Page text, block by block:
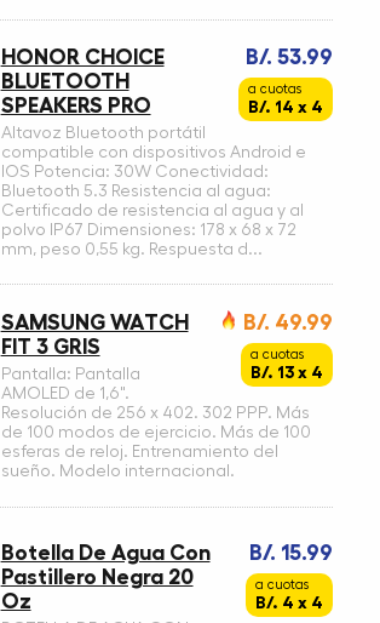
B/. 53.99
a cuotas
B/. 14 x 4
HONOR CHOICE
BLUETOOTH
SPEAKERS PRO
Altavoz Bluetooth portátil
compatible con dispositivos Android e
IOS Potencia: 30W Conectividad:
Bluetooth 5.3 Resistencia al agua:
Certificado de resistencia al agua y al
polvo IP67 Dimensiones: 178 x 68 x 72
mm, peso 0,55 kg. Respuesta d...
B/. 49.99
a cuotas
B/. 13 x 4
SAMSUNG WATCH
FIT 3 GRIS
Pantalla: Pantalla
AMOLED de 1,6".
Resolución de 256 x 402. 302 PPP. Más
de 100 modos de ejercicio. Más de 100
esferas de reloj. Entrenamiento del
sueño. Modelo internacional.
B/. 15.99
a cuotas
B/. 4 x 4
Botella De Agua Con
Pastillero Negra 20
Oz